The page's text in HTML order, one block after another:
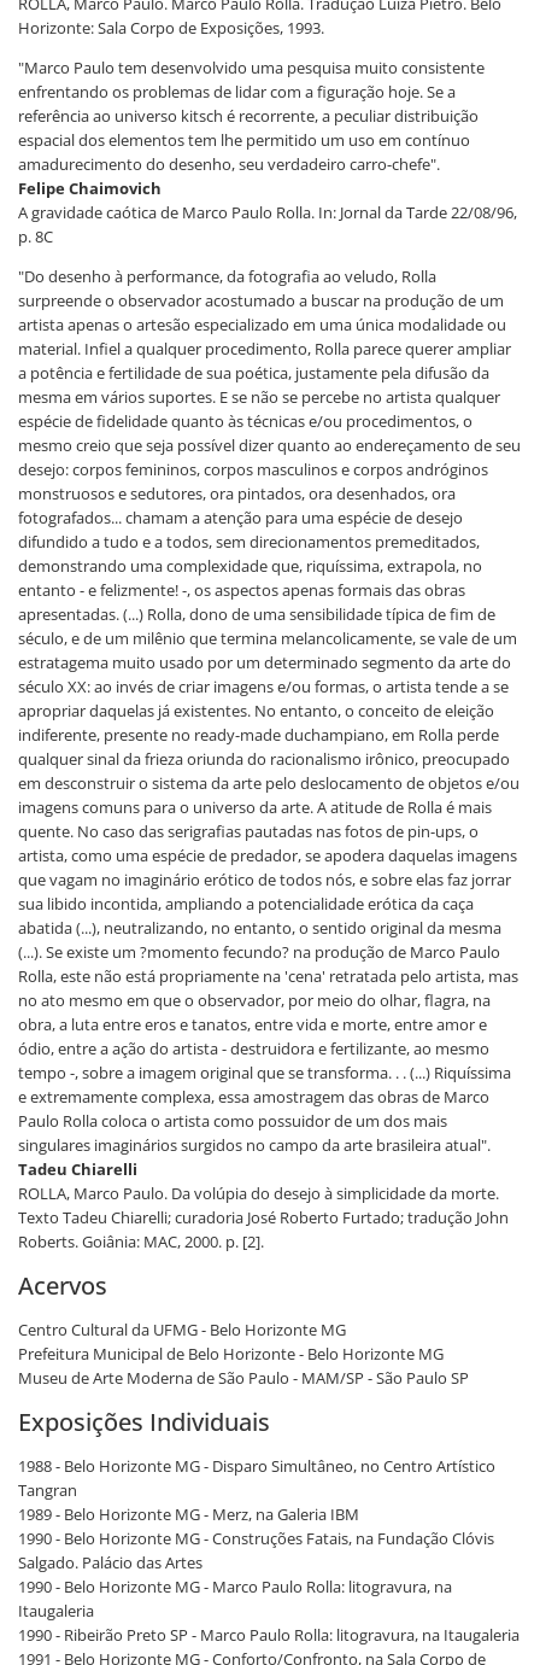
Horizonte: Sala Corpo de Exposições, 1993.
"Marco Paulo tem desenvolvido uma pesquisa muito consistente
enfrentando os problemas de lidar com a figuração hoje. Se a
referência ao universo kitsch é recorrente, a peculiar distribuição
espacial dos elementos tem lhe permitido um uso em contínuo
amadurecimento do desenho, seu verdadeiro carro-chefe".
Felipe Chaimovich
A gravidade caótica de Marco Paulo Rolla. In: Jornal da Tarde 22/08/96,
p. 8C
"Do desenho à performance, da fotografia ao veludo, Rolla
surpreende o observador acostumado a buscar na produção de um
artista apenas o artesão especializado em uma única modalidade ou
material. Infiel a qualquer procedimento, Rolla parece querer ampliar
a potência e fertilidade de sua poética, justamente pela difusão da
mesma em vários suportes. E se não se percebe no artista qualquer
espécie de fidelidade quanto às técnicas e/ou procedimentos, o
mesmo creio que seja possível dizer quanto ao endereçamento de seu
desejo: corpos femininos, corpos masculinos e corpos andróginos
monstruosos e sedutores, ora pintados, ora desenhados, ora
fotografados... chamam a atenção para uma espécie de desejo
difundido a tudo e a todos, sem direcionamentos premeditados,
demonstrando uma complexidade que, riquíssima, extrapola, no
entanto - e felizmente! -, os aspectos apenas formais das obras
apresentadas. (...) Rolla, dono de uma sensibilidade típica de fim de
século, e de um milênio que termina melancolicamente, se vale de um
estratagema muito usado por um determinado segmento da arte do
século XX: ao invés de criar imagens e/ou formas, o artista tende a se
apropriar daquelas já existentes. No entanto, o conceito de eleição
indiferente, presente no ready-made duchampiano, em Rolla perde
qualquer sinal da frieza oriunda do racionalismo irônico, preocupado
em desconstruir o sistema da arte pelo deslocamento de objetos e/ou
imagens comuns para o universo da arte. A atitude de Rolla é mais
quente. No caso das serigrafias pautadas nas fotos de pin-ups, o
artista, como uma espécie de predador, se apodera daquelas imagens
que vagam no imaginário erótico de todos nós, e sobre elas faz jorrar
sua libido incontida, ampliando a potencialidade erótica da caça
abatida (...), neutralizando, no entanto, o sentido original da mesma
(...). Se existe um ?momento fecundo? na produção de Marco Paulo
Rolla, este não está propriamente na 'cena' retratada pelo artista, mas
no ato mesmo em que o observador, por meio do olhar, flagra, na
obra, a luta entre eros e tanatos, entre vida e morte, entre amor e
ódio, entre a ação do artista - destruidora e fertilizante, ao mesmo
tempo -, sobre a imagem original que se transforma. . . (...) Riquíssima
e extremamente complexa, essa amostragem das obras de Marco
Paulo Rolla coloca o artista como possuidor de um dos mais
singulares imaginários surgidos no campo da arte brasileira atual".
Tadeu Chiarelli
ROLLA, Marco Paulo. Da volúpia do desejo à simplicidade da morte.
Texto Tadeu Chiarelli; curadoria José Roberto Furtado; tradução John
Roberts. Goiânia: MAC, 2000. p. [2].
Acervos
Centro Cultural da UFMG - Belo Horizonte MG
Prefeitura Municipal de Belo Horizonte - Belo Horizonte MG
Museu de Arte Moderna de São Paulo - MAM/SP - São Paulo SP
Exposições Individuais
1988 - Belo Horizonte MG - Disparo Simultâneo, no Centro Artístico
Tangran
1989 - Belo Horizonte MG - Merz, na Galeria IBM
1990 - Belo Horizonte MG - Construções Fatais, na Fundação Clóvis
Salgado. Palácio das Artes
1990 - Belo Horizonte MG - Marco Paulo Rolla: litogravura, na
Itaugaleria
1990 - Ribeirão Preto SP - Marco Paulo Rolla: litogravura, na Itaugaleria
1991 - Belo Horizonte MG - Conforto/Confronto, na Sala Corpo de